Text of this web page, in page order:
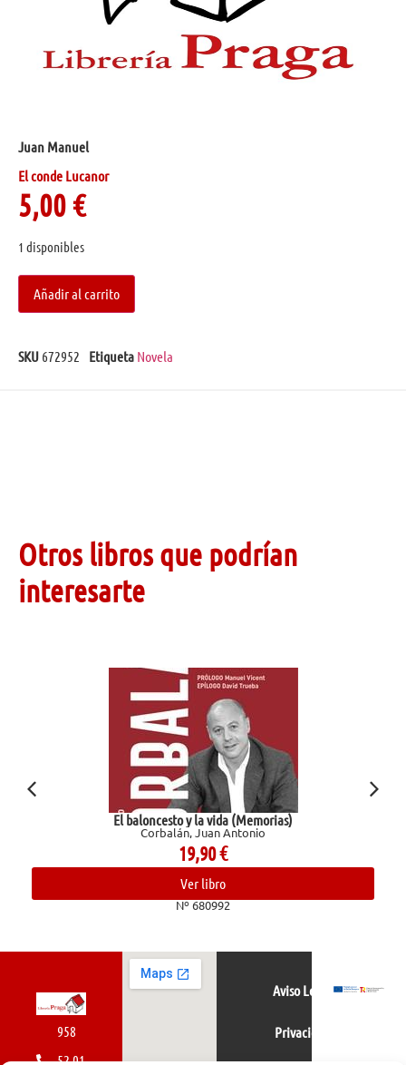
Juan Manuel
El conde Lucanor
5,00€
1 disponibles
Añadir al carrito
SKU 672952 Etiqueta Novela
Otros libros que podrían
interesarte
El baloncesto y la vida (Memorias)
Corbalán, Juan Antonio
19,90€
Ver libro
Nº 680992
958
52 01
Aviso Legal
Privacidad